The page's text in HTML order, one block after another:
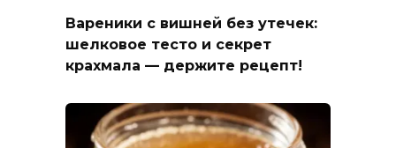
Вареники с вишней без утечек:
шелковое тесто и секрет
крахмала — держите рецепт!